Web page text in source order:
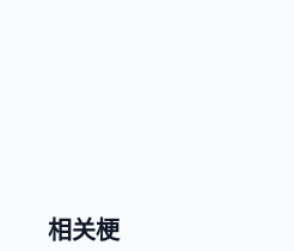
相关梗